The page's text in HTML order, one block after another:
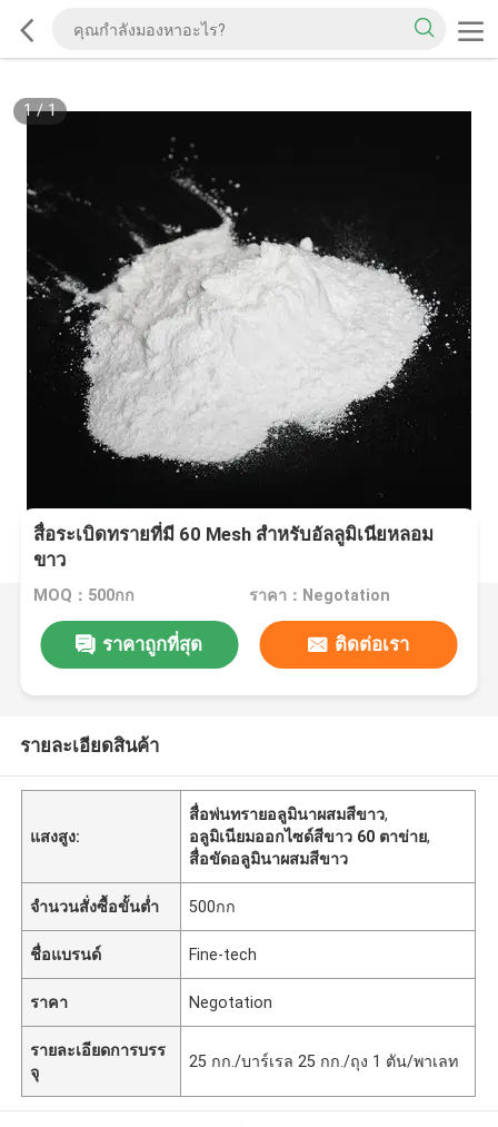
1/1
สื่อระเบิดทรายที่มี 60 Mesh สําหรับอัลลูมิเนียหลอม
ขาว
MOQ：500กก ราคา：Negotation
ราคาถูกที่สุด ติดต่อเรา
รายละเอียดสินค้า
แสงสูง:
สื่อพ่นทรายอลูมินาผสมสีขาว,
อลูมิเนียมออกไซด์สีขาว 60 ตาข่าย,
สื่อขัดอลูมินาผสมสีขาว
จำนวนสั่งซื้อขั้นต่ำ 500กก
ชื่อแบรนด์ Fine-tech
ราคา Negotation
รายละเอียดการบรร
จุ
25 กก./บาร์เรล 25 กก./ถุง 1 ตัน/พาเลท